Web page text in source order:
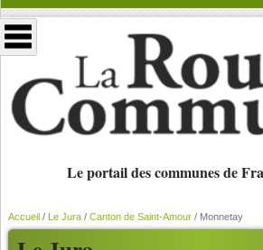
Le portail des communes de
Accueil/ Le Jura/ Canton de Saint-Amour/ Monnetay